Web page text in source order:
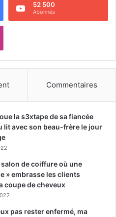
52 500
Abonnés
Commentaires
la s3xtape de sa fiancée
lit avec son beau-frère le jour
salon de coiffure où une
» embrasse les clients
coupe de cheveux
pas rester enfermé, ma